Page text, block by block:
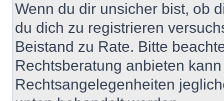
Wenn du dir unsicher bist, ob
du dich zu registrieren
Beistand zu Rate. Bitte
Rechtsberatung anbieten
Rechtsangelegenheiten